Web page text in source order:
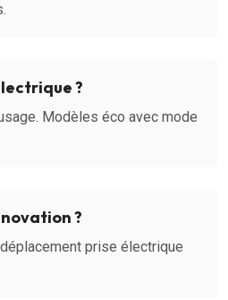
?
Modèles éco avec mode
?
prise électrique